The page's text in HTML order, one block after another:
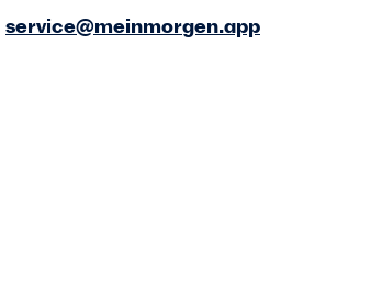
service@meinmorgen.app